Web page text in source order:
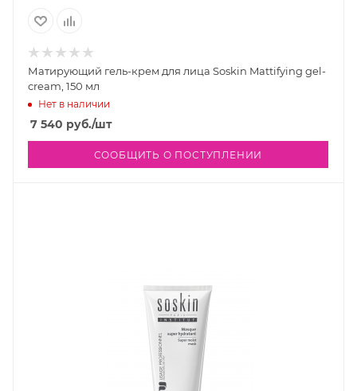
Матирующий гель-крем для лица Soskin Mattifying gel-
cream, 150 мл
Нет в наличии
7 540 руб./шт
СООБЩИТЬ О ПОСТУПЛЕНИИ